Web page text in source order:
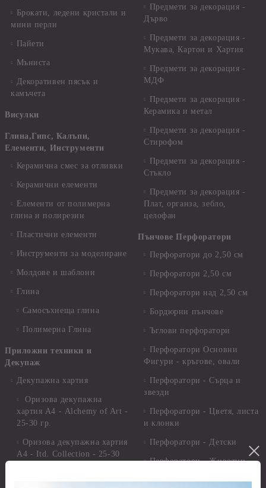
Брокати, ледени кристали и
мини перли
Пайети
Мъниста
Декоративен пясък и
камъчета
Висулки
Глина,Гипс, Калъпи,
Елементи, Инструменти
Керамична смес за отливки
Керамични елементи
Елементи от полимерна
глина и полирезин
Пластични елементи
Инструменти за моделиране
Молдове и шаблони
Глина
Самосъхнеща глина
Полимерна Глина
Приложни техники и
Декупаж
Декупажна хартия
Оризова декупажна
хартия А4 - Alchemy of Art -
25-30 гр.
Оризова декупажна хартия
А4 - Itd. Collection - 25-30
Предмети за декорация -
Дърво
Предмети за декорация -
Мукава, Картон и Хартия
Предмети за декорация -
МДФ
Предмети за декорация -
Керамика и метал
Предмети за декорация -
Стирофом
Предмети за декорация -
Стъкло
Предмети за декорация -
Плат, органза, зебло,
целофан
Пънчове Перфоратори
Перфоратори до 2,50 см
Перфоратори 2,50 см
Перфоратори над 2,50 см
Бордюрни пънчове
Ъглови перфоратори
Перфоратори Основни
Фигури - кръгове, овали
Перфоратори - Сърца и
звезди
Перфоратори - Цветя, листа
и клонки
Перфоратори - Детски
Перфоратори - Животни
Перфоратори - Коледни и